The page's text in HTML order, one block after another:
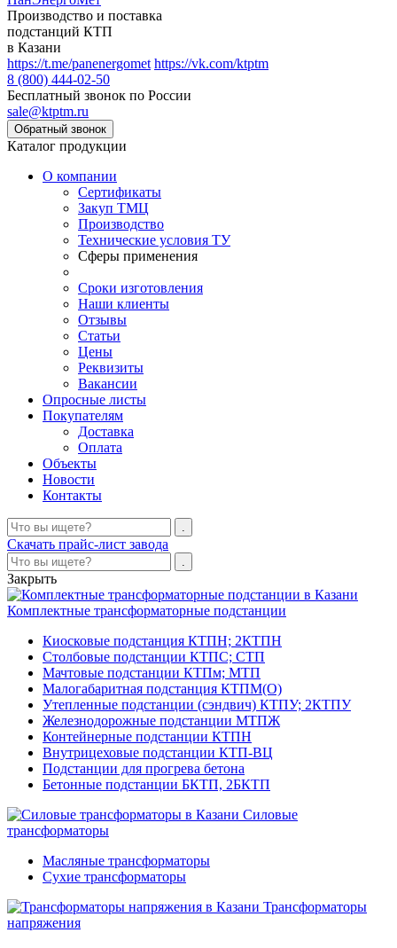
Производство и поставка
подстанций КТП
в Казани
https://t.me/panenergomet https://vk.com/ktptm
8 (800) 444-02-50
Бесплатный звонок по России
sale@ktptm.ru
Каталог продукции
О компании
Сертификаты
Закуп ТМЦ
Производство
Технические условия ТУ
Сферы применения
Сроки изготовления
Наши клиенты
Отзывы
Статьи
Цены
Реквизиты
Вакансии
Опросные листы
Покупателям
Доставка
Оплата
Объекты
Новости
Контакты
Скачать прайс-лист завода
Закрыть
Комплектные трансформаторные подстанции
Киосковые подстанция КТПН; 2КТПН
Столбовые подстанции КТПС; СТП
Мачтовые подстанции КТПм; МТП
Малогабаритная подстанция КТПМ(О)
Утепленные подстанции (сэндвич) КТПУ; 2КТПУ
Железнодорожные подстанции МТПЖ
Контейнерные подстанции КТПН
Внутрицеховые подстанции КТП-ВЦ
Подстанции для прогрева бетона
Бетонные подстанции БКТП, 2БКТП
Силовые
трансформаторы
Масляные трансформаторы
Сухие трансформаторы
Трансформаторы
напряжения